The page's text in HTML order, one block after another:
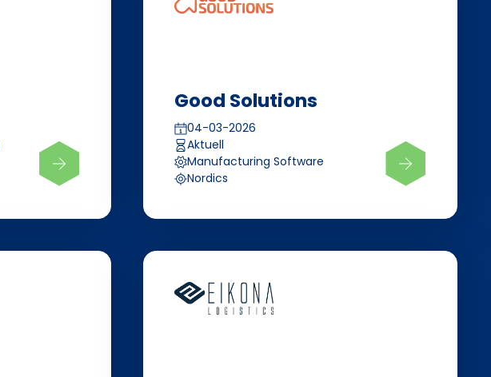
Good Solutions
04-03-2026
Aktuell
Manufacturing Software
Nordics